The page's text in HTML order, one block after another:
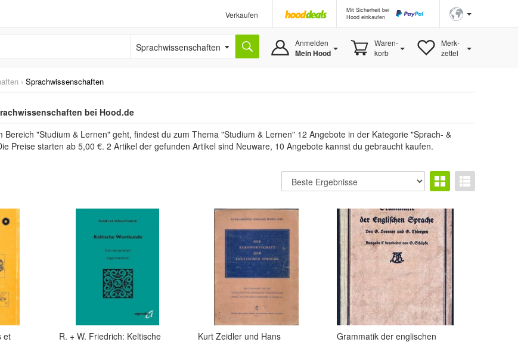
Verkaufen
Mit Sicherheit bei
Hood einkaufen
Sprachwissenschaften Anmelden
Mein Hood
Waren-
korb
Merk-
zettel
› Sprachwissenschaften
bei Hood.de
Bereich "Studium & Lernen" geht, findest du zum Thema "Studium & Lernen" 12 Angebote in der Kategorie "Sprach- &
Preise starten ab 5,00 €. 2 Artikel der gefunden Artikel sind Neuware, 10 Angebote kannst du gebraucht kaufen.
et
R. + W. Friedrich: Keltische
Kurt Zeidler und Hans
Grammatik der englischen